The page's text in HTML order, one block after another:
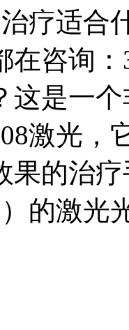
疗适合
在咨询
这是一
激光，
果的治
）的激